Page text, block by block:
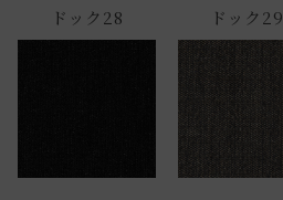
ドック28 ドック29